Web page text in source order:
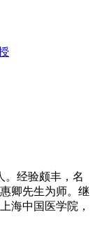
。经验颇丰，名
卿先生为师。继
海中国医学院，